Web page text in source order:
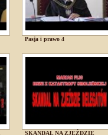
Pasja i prawo 4
SKANDAL NA ZJEŹDZIE